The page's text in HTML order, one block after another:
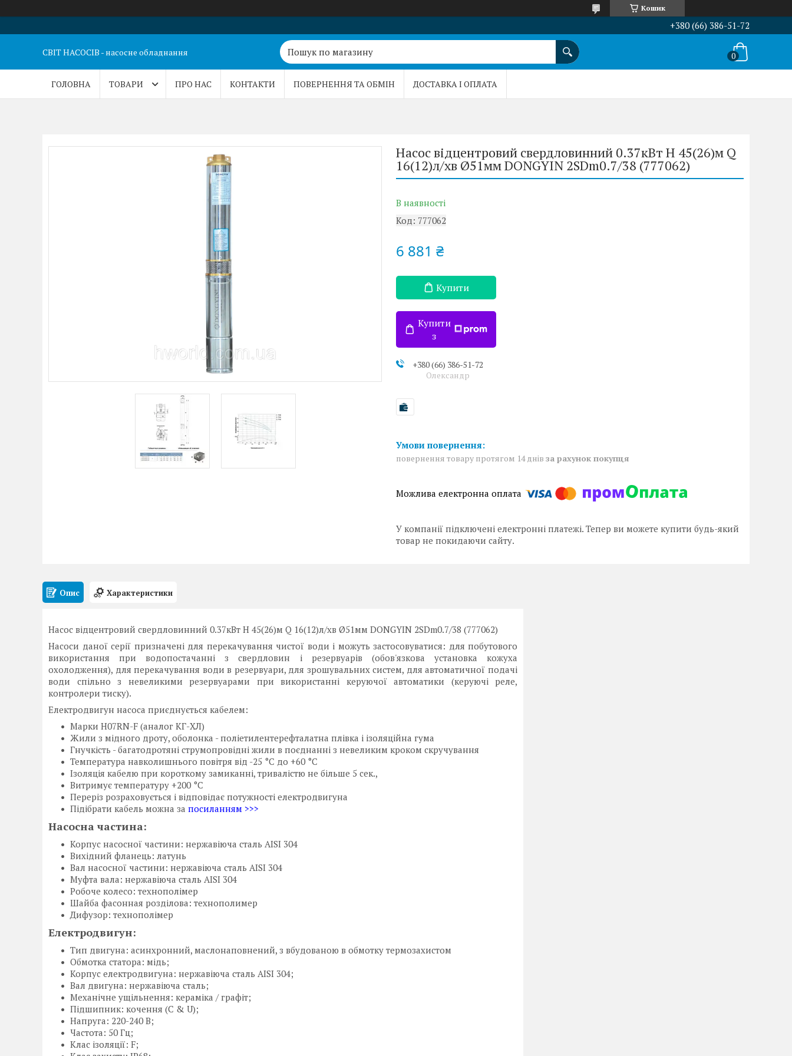
Кошик
+380 (66) 386-51-72
СВІТ НАСОСІВ - насосне обладнання
ГОЛОВНА ТОВАРИ ПРО НАС КОНТАКТИ ПОВЕРНЕННЯ ТА ОБМІН ДОСТАВКА І ОПЛАТА
Насос відцентровий свердловинний 0.37кВт H 45(26)м Q
16(12)л/хв Ø51мм DONGYIN 2SDm0.7/38 (777062)
В наявності
Код: 777062
6 881 ₴
Купити
Купити
з
+380 (66) 386-51-72
Олександр
повернення товару протягом 14 днів за рахунок покупця
У компанії підключені електронні платежі. Тепер ви можете купити будь-який
товар не покидаючи сайту.
Опис Характеристики
Насос відцентровий свердловинний 0.37кВт H 45(26)м Q 16(12)л/хв Ø51мм DONGYIN 2SDm0.7/38 (777062)
Насоси даної серії призначені для перекачування чистої води і можуть застосовуватися: для побутового
використання при водопостачанні з свердловин і резервуарів (обов'язкова установка кожуха
охолодження), для перекачування води в резервуари, для зрошувальних систем, для автоматичної подачі
води спільно з невеликими резервуарами при використанні керуючої автоматики (керуючі реле,
контролери тиску).
Електродвигун насоса приєднується кабелем:
Марки H07RN-F (аналог КГ-ХЛ)
Жили з мідного дроту, оболонка - поліетилентерефталатна плівка і ізоляційна гума
Гнучкість - багатодротяні струмопровідні жили в поєднанні з невеликим кроком скручування
Температура навколишнього повітря від -25 °C до +60 °C
Ізоляція кабелю при короткому замиканні, тривалістю не більше 5 сек.,
Витримує температуру +200 °C
Переріз розраховується і відповідає потужності електродвигуна
Підібрати кабель можна за посиланням >>>
Насосна частина:
Корпус насосної частини: нержавіюча сталь AISI 304
Вихідний фланець: латунь
Вал насосної частини: нержавіюча сталь AISI 304
Муфта вала: нержавіюча сталь AISI 304
Робоче колесо: технополімер
Шайба фасонная розділова: технополимер
Дифузор: технополімер
Електродвигун:
Тип двигуна: асинхронний, маслонаповнений, з вбудованою в обмотку термозахистом
Обмотка статора: мідь;
Корпус електродвигуна: нержавіюча сталь AISI 304;
Вал двигуна: нержавіюча сталь;
Механічне ущільнення: кераміка / графіт;
Підшипник: кочення (C & U);
Напруга: 220-240 В;
Частота: 50 Гц;
Клас ізоляції: F;